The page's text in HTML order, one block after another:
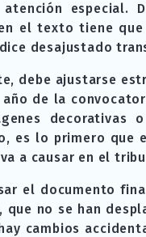
especial.
el texto tiene
desajustado
debe ajustarse
de la
decorativas
es lo primero
a causar en el
el documento
que no se han
cambios